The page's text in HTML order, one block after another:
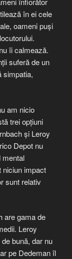
în ei cele
oameni puși
îi calmează.
suferă de un
simpatia,
am nicio
trei opțiuni
și Leroy
Depot nu
mental
niciun impact
sunt relativ
are gama de
Leroy
bună, dar nu
pe Dedeman îl